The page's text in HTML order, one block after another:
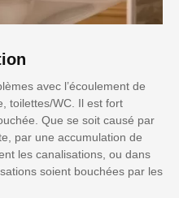
avec l’écoulement de
toilettes/WC. Il est fort
Que se soit causé par
par une accumulation de
les canalisations, ou dans
soient bouchées par les